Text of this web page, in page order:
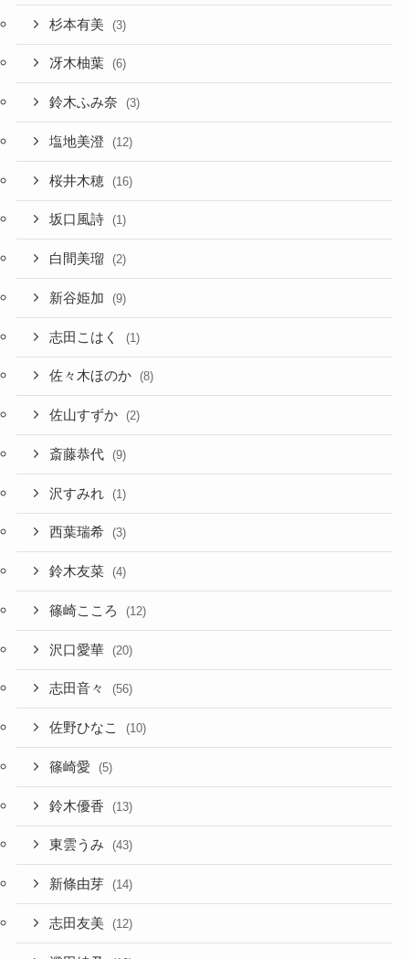
杉本有美 (3)
冴木柚葉 (6)
鈴木ふみ奈 (3)
塩地美澄 (12)
桜井木穂 (16)
坂口風詩 (1)
白間美瑠 (2)
新谷姫加 (9)
志田こはく (1)
佐々木ほのか (8)
佐山すずか (2)
斎藤恭代 (9)
沢すみれ (1)
西葉瑞希 (3)
鈴木友菜 (4)
篠崎こころ (12)
沢口愛華 (20)
志田音々 (56)
佐野ひなこ (10)
篠崎愛 (5)
鈴木優香 (13)
東雲うみ (43)
新條由芽 (14)
志田友美 (12)